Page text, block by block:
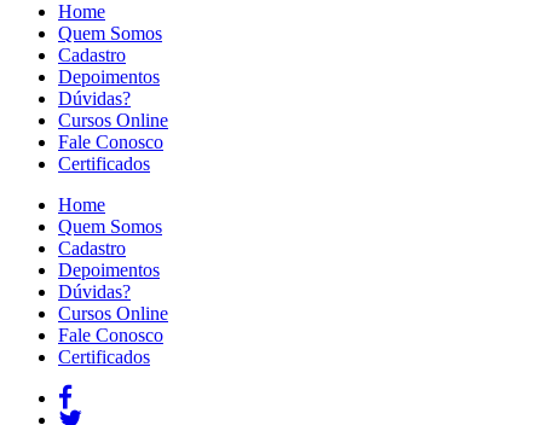
Home
Quem Somos
Cadastro
Depoimentos
Dúvidas?
Cursos Online
Fale Conosco
Certificados
Home
Quem Somos
Cadastro
Depoimentos
Dúvidas?
Cursos Online
Fale Conosco
Certificados